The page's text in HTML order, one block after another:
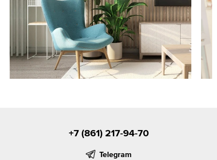
+7 (861) 217-94-70
Telegram